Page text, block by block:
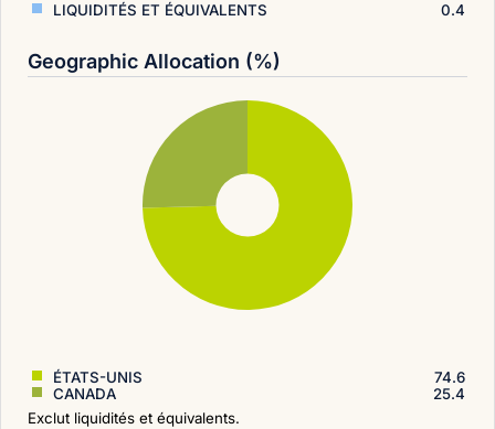
LIQUIDITÉS ET ÉQUIVALENTS
0.4
Geographic Allocation (%)
ÉTATS-UNIS
74.6
CANADA
25.4
Exclut liquidités et équivalents.